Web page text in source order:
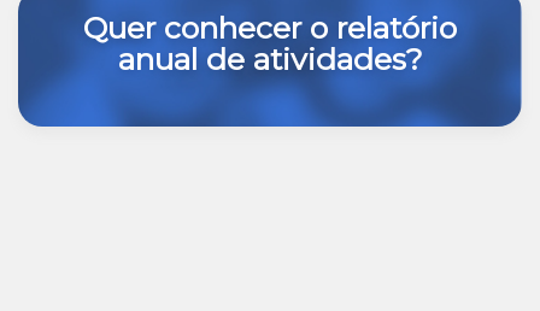
Quer conhecer o relatório
anual de atividades?